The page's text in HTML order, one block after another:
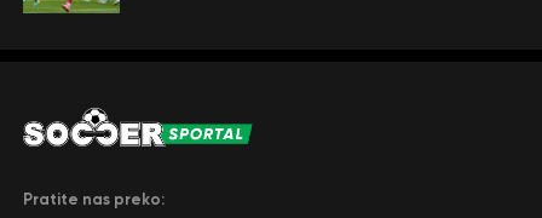
Pratite nas preko: